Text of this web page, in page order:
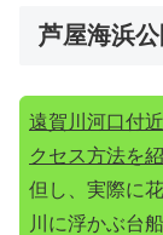
芦屋海浜
遠賀川河口付
クセス方法を
但し、実際に
川に浮かぶ台